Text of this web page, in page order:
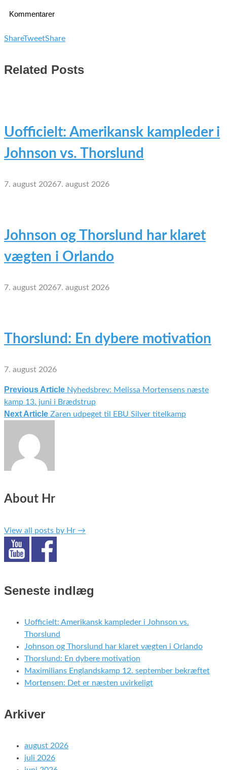
Kommentarer
ShareTweetShare
Related Posts
Uofficielt: Amerikansk kampleder i
Johnson vs. Thorslund
7. august 20267. august 2026
Johnson og Thorslund har klaret
vægten i Orlando
7. august 20267. august 2026
Thorslund: En dybere motivation
7. august 2026
Indlægsnavigation
Previous Article Nyhedsbrev: Melissa Mortensens næste
kamp 13. juni i Brædstrup
Next Article Zaren udpeget til EBU Silver titelkamp
About Hr
View all posts by Hr →
Seneste indlæg
Uofficielt: Amerikansk kampleder i Johnson vs.
Thorslund
Johnson og Thorslund har klaret vægten i Orlando
Thorslund: En dybere motivation
Maximilians Englandskamp 12. september bekræftet
Mortensen: Det er næsten uvirkeligt
Arkiver
august 2026
juli 2026